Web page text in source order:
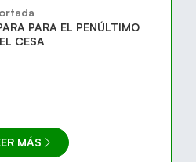
PARA EL PENÚLTIMO
CESA
MÁS